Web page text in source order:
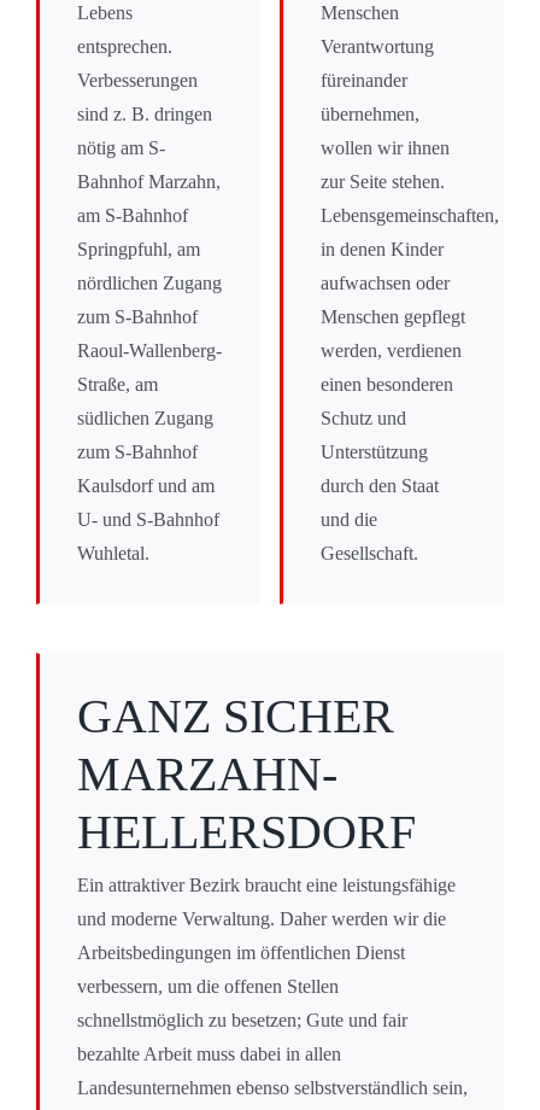
Lebens
entsprechen.
Verbesserungen
sind z. B. dringen
nötig am S-
Bahnhof Marzahn,
am S-Bahnhof
Springpfuhl, am
nördlichen Zugang
zum S-Bahnhof
Raoul-Wallenberg-
Straße, am
südlichen Zugang
zum S-Bahnhof
Kaulsdorf und am
U- und S-Bahnhof
Wuhletal.
Menschen
Verantwortung
füreinander
übernehmen,
wollen wir ihnen
zur Seite stehen.
Lebensgemeinschaften,
in denen Kinder
aufwachsen oder
Menschen gepflegt
werden, verdienen
einen besonderen
Schutz und
Unterstützung
durch den Staat
und die
Gesellschaft.
GANZ SICHER
MARZAHN-
HELLERSDORF
Ein attraktiver Bezirk braucht eine leistungsfähige
und moderne Verwaltung. Daher werden wir die
Arbeitsbedingungen im öffentlichen Dienst
verbessern, um die offenen Stellen
schnellstmöglich zu besetzen; Gute und fair
bezahlte Arbeit muss dabei in allen
Landesunternehmen ebenso selbstverständlich sein,